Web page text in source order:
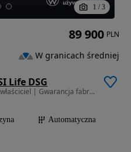
1 / 3
Life DSG
999 cm3 • 115 KM • Polski Salon | 1 właściciel | Gwarancja fabryczna | LED | Kamera
Automatyczna
89 900 PLN
W granicach średniej